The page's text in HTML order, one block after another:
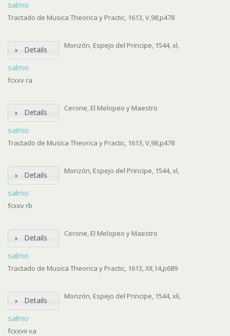
salmo
Tractado de Musica Theorica y Practic, 1613, V,98,p478
Details
salmo
Monzón, Espejo del Principe, 1544, xl,
fcxxv ra
Details
salmo
Cerone, El Melopeo y Maestro
Tractado de Musica Theorica y Practic, 1613, V,98,p478
Details
salmo
Monzón, Espejo del Principe, 1544, xl,
fcxxv rb
Details
salmo
Cerone, El Melopeo y Maestro
Tractado de Musica Theorica y Practic, 1613, XII,14,p689
Details
salmo
Monzón, Espejo del Principe, 1544, xli,
fcxxvii va